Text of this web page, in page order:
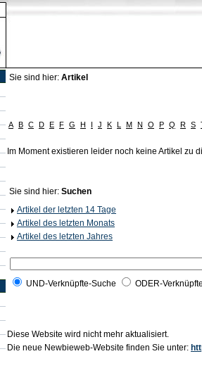
Sie sind hier: Artikel
A B C D E F G H I J K L M N O P Q R S
Im Moment existieren leider noch keine Artikel zu
Sie sind hier: Suchen
Artikel der letzten 14 Tage
Artikel des letzten Monats
Artikel des letzten Jahres
UND-Verknüpfte-Suche ODER-
Diese Website wird nicht mehr aktualisiert.
Die neue Newbieweb-Website finden Sie unter: